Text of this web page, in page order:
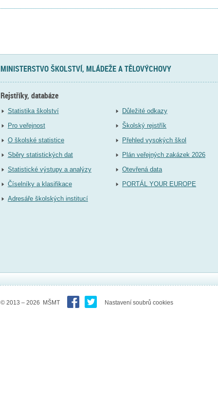
MINISTERSTVO ŠKOLSTVÍ, MLÁDEŽE A TĚLOVÝCHOVY
Rejstříky, databáze
Statistika školství
Pro veřejnost
O školské statistice
Sběry statistických dat
Statistické výstupy a analýzy
Číselníky a klasifikace
Adresáře školských institucí
Důležité odkazy
Školský rejstřík
Přehled vysokých škol
Plán veřejných zakázek 2026
Otevřená data
PORTÁL YOUR EUROPE
© 2013 – 2026 MŠMT Nastavení soubrů cookies